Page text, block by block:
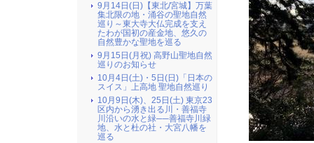
9月14日(日)【東北/宮城】万葉
集北限の地・涌谷の聖地自然
巡り～東大寺大仏完成を支え
たわが国初の産金地、悠久の
自然豊かな聖地を巡る
9月15日(月祝) 高野山聖地自然
巡りのお知らせ
10月4日(土)・5日(日)「日本の
スイス」上高地 聖地自然巡り
10月9日(木)、25日(土) 東京23
区内から湧き出る川・善福寺
川沿いの水と緑──善福寺川緑
地、水と杜の社・大宮八幡を
巡る